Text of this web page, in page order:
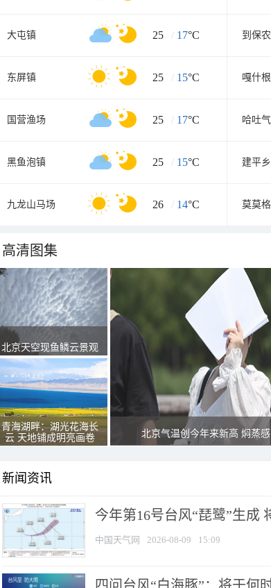
大屯镇 25 / 17°C 到保
东屏镇 25 / 15°C 嘎什
国营渔场 25 / 17°C 哈吐
黑鱼泡镇 25 / 15°C 建平乡
九龙山马场 26 / 14°C 莫莫
高清图集
北京天空现鱼鳞云景观
青海湖畔：湖光花海长
云 天地铺成明亮画卷
北京气温创今年来新高 焖蒸
新闻资讯
今年第16号台风“琵鹭”生成
中国天气网 2026-08-09 15:09